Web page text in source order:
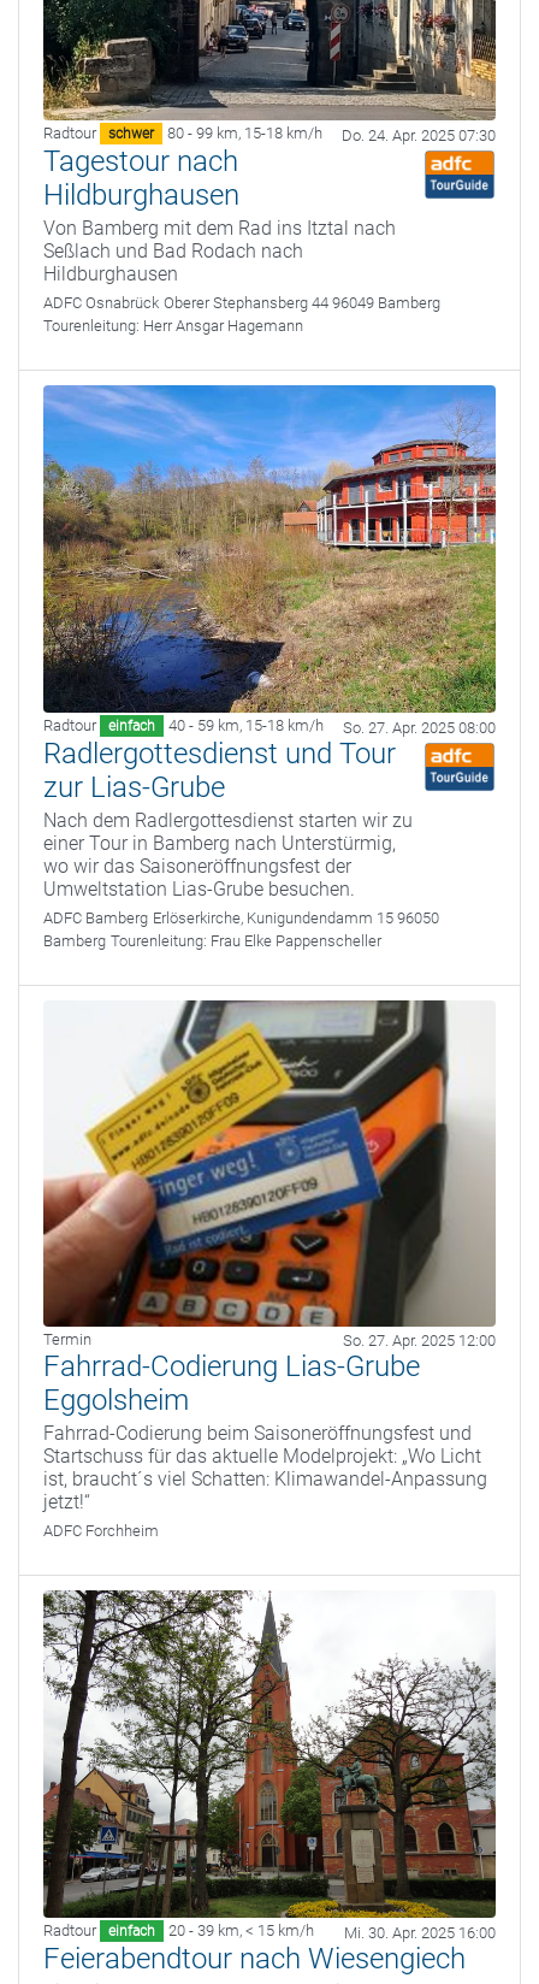
Radtour schwer 80 - 99 km, 15-18 km/h Do. 24. Apr. 2025 07:30
Tagestour nach
Hildburghausen
Von Bamberg mit dem Rad ins Itztal nach
Seßlach und Bad Rodach nach
Hildburghausen
ADFC Osnabrück Oberer Stephansberg 44 96049 Bamberg
Tourenleitung: Herr Ansgar Hagemann
Radtour einfach 40 - 59 km, 15-18 km/h So. 27. Apr. 2025 08:00
Radlergottesdienst und Tour
zur Lias-Grube
Nach dem Radlergottesdienst starten wir zu
einer Tour in Bamberg nach Unterstürmig,
wo wir das Saisoneröffnungsfest der
Umweltstation Lias-Grube besuchen.
ADFC Bamberg Erlöserkirche, Kunigundendamm 15 96050
Bamberg Tourenleitung: Frau Elke Pappenscheller
Termin So. 27. Apr. 2025 12:00
Fahrrad-Codierung Lias-Grube
Eggolsheim
Fahrrad-Codierung beim Saisoneröffnungsfest und
Startschuss für das aktuelle Modelprojekt: „Wo Licht
ist, braucht´s viel Schatten: Klimawandel-Anpassung
jetzt!“
ADFC Forchheim
Radtour einfach 20 - 39 km, < 15 km/h Mi. 30. Apr. 2025 16:00
Feierabendtour nach Wiesengiech